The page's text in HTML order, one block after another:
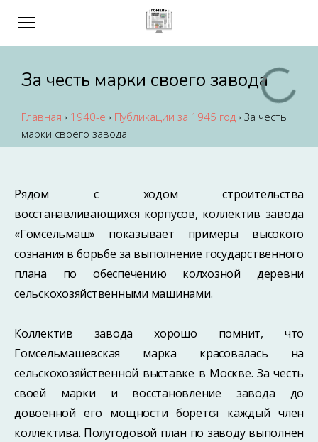
За честь марки своего завода
Главная › 1940-е › Публикации за 1945 год › За честь
марки своего завода
Рядом с ходом строительства
восстанавливающихся корпусов, коллектив завода
«Гомсельмаш» показывает примеры высокого
сознания в борьбе за выполнение государственного
плана по обеспечению колхозной деревни
сельскохозяйственными машинами.
Коллектив завода хорошо помнит, что
Гомсельмашевская марка красовалась на
сельскохозяйственной выставке в Москве. За честь
своей марки и восстановление завода до
довоенной его мощности борется каждый член
коллектива. Полугодовой план по заводу выполнен